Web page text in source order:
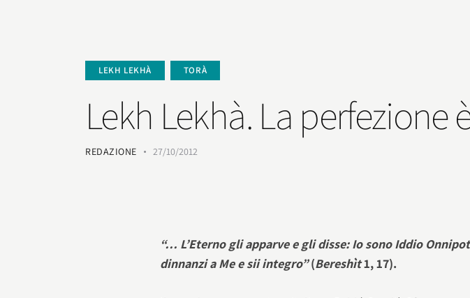
LEKH LEKHÀ TORÀ
Lekh Lekhà. La perfezione
REDAZIONE 27/10/2012
“… L’Eterno gli apparve e gli disse: Io sono Iddio
dinnanzi a Me e sii integro”(Bereshìt1, 17).